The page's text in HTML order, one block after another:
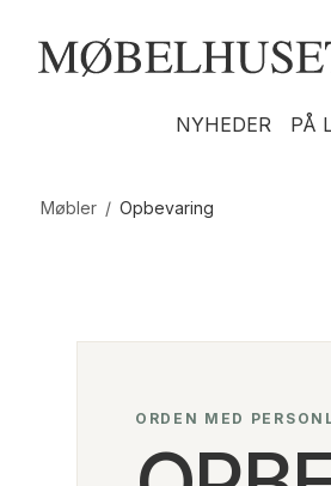
NYHEDER PÅ
Møbler / Opbevaring
ORDEN MED